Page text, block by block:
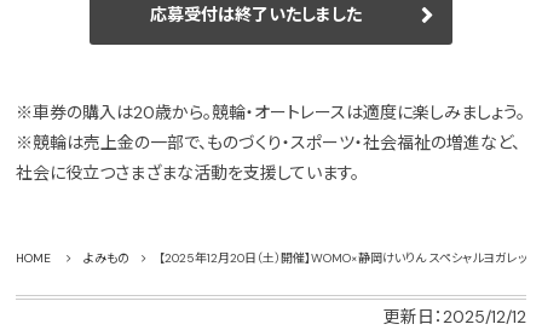
応募受付は終了いたしました
※車券の購入は20歳から。競輪・オートレースは適度に楽しみましょう。
※競輪は売上金の一部で、ものづくり・スポーツ・社会福祉の増進など、
社会に役立つさまざまな活動を支援しています。
HOME よみもの 【2025年12月20日（土）開催】WOMO×静岡けいりん スペシャルヨガレッ
更新日：2025/12/12